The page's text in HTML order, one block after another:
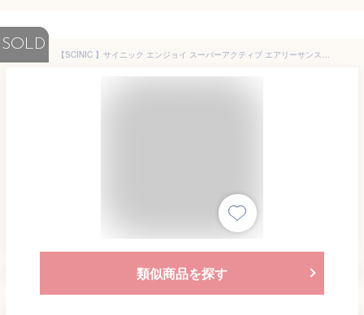
SOLD
【SCINIC 】サイニック エンジョイ スーパーアクティブ エアリーサンスティック SPF50+ PA++++ 15g ENJOY SUPER ACTIVE AIRY SUN STICK 日焼け止め サンスクリーン 紫外線ケア さらさら 微細粉塵吸着防止 韓国コスメ 海外通販
類似商品を探す